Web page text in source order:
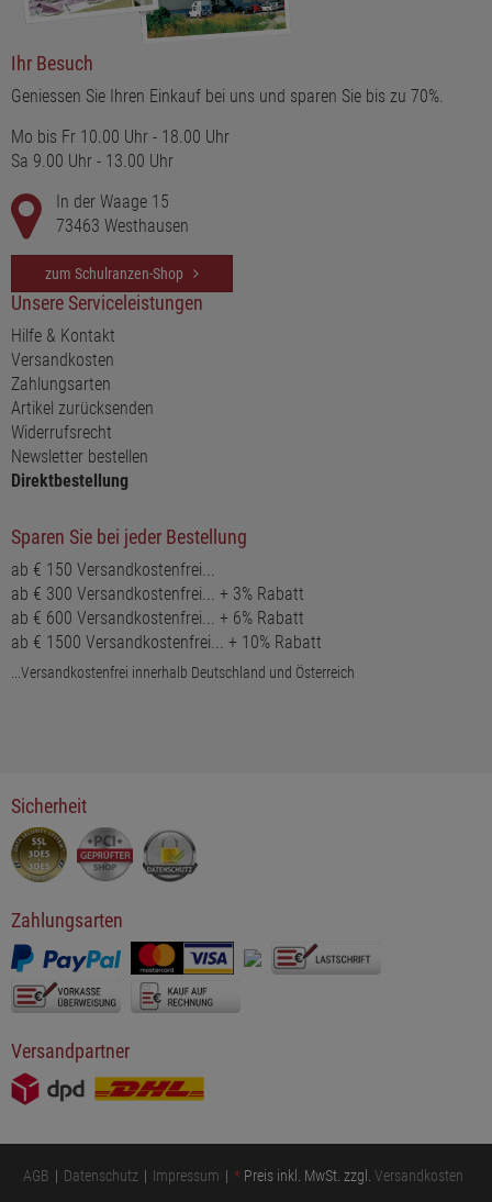
Ihr Besuch
Geniessen Sie Ihren Einkauf bei uns und sparen Sie bis zu 70%.
Mo bis Fr 10.00 Uhr - 18.00 Uhr
Sa 9.00 Uhr - 13.00 Uhr
In der Waage 15
73463 Westhausen
zum Schulranzen-Shop
Unsere Serviceleistungen
Hilfe & Kontakt
Versandkosten
Zahlungsarten
Artikel zurücksenden
Widerrufsrecht
Newsletter bestellen
Direktbestellung
Sparen Sie bei jeder Bestellung
ab € 150 Versandkostenfrei...
ab € 300 Versandkostenfrei... + 3% Rabatt
ab € 600 Versandkostenfrei... + 6% Rabatt
ab € 1500 Versandkostenfrei... + 10% Rabatt
...Versandkostenfrei innerhalb Deutschland und Österreich
Sicherheit
Zahlungsarten
Versandpartner
AGB Datenschutz Impressum * Preis inkl. MwSt. zzgl. Versandkosten